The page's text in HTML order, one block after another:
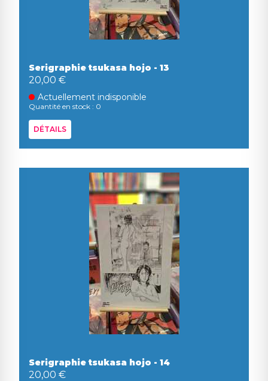
Serigraphie tsukasa hojo - 13
20,00 €
Actuellement indisponible
Quantité en stock : 0
DÉTAILS
Serigraphie tsukasa hojo - 14
20,00 €